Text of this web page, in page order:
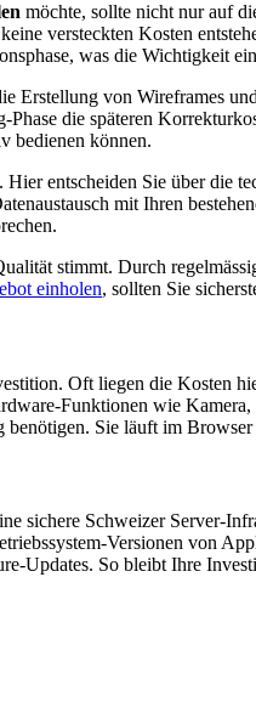
möchte, sollte nicht nur auf
versteckten Kosten
was die Wichtigkeit
Erstellung von Wireframes
die späteren
bedienen können.
entscheiden Sie über die
mit Ihren
stimmt. Durch
einholen, sollten Sie
Oft liegen die Kosten
Funktionen wie
Sie läuft im
sichere Schweizer Server-
Versionen von
Updates. So bleibt Ihre